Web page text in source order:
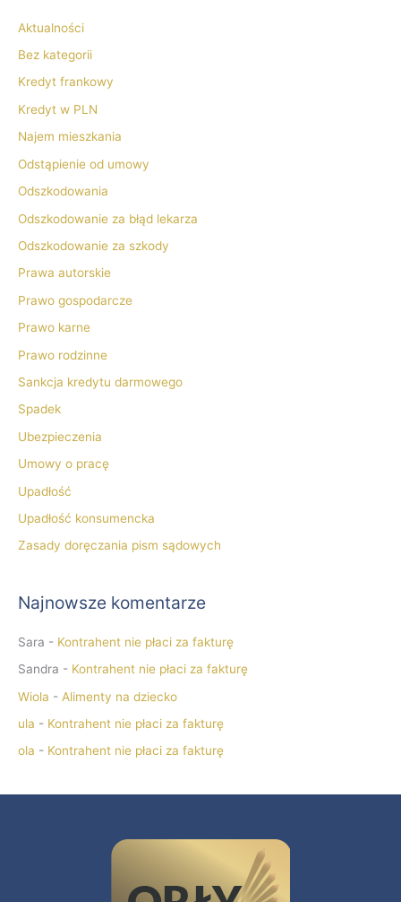
Aktualności
Bez kategorii
Kredyt frankowy
Kredyt w PLN
Najem mieszkania
Odstąpienie od umowy
Odszkodowania
Odszkodowanie za błąd lekarza
Odszkodowanie za szkody
Prawa autorskie
Prawo gospodarcze
Prawo karne
Prawo rodzinne
Sankcja kredytu darmowego
Spadek
Ubezpieczenia
Umowy o pracę
Upadłość
Upadłość konsumencka
Zasady doręczania pism sądowych
Najnowsze komentarze
Sara - Kontrahent nie płaci za fakturę
Sandra - Kontrahent nie płaci za fakturę
Wiola - Alimenty na dziecko
ula - Kontrahent nie płaci za fakturę
ola - Kontrahent nie płaci za fakturę